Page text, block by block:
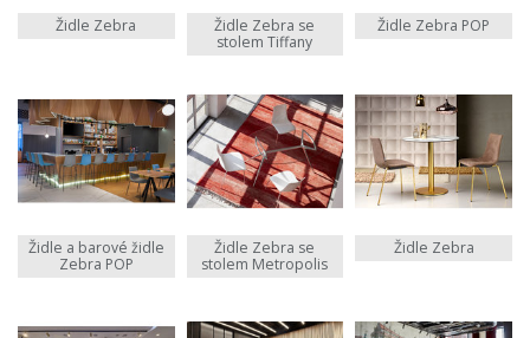
Židle Zebra
Židle Zebra se
stolem Tiffany
Židle Zebra POP
Židle a barové židle
Zebra POP
Židle Zebra se
stolem Metropolis
Židle Zebra